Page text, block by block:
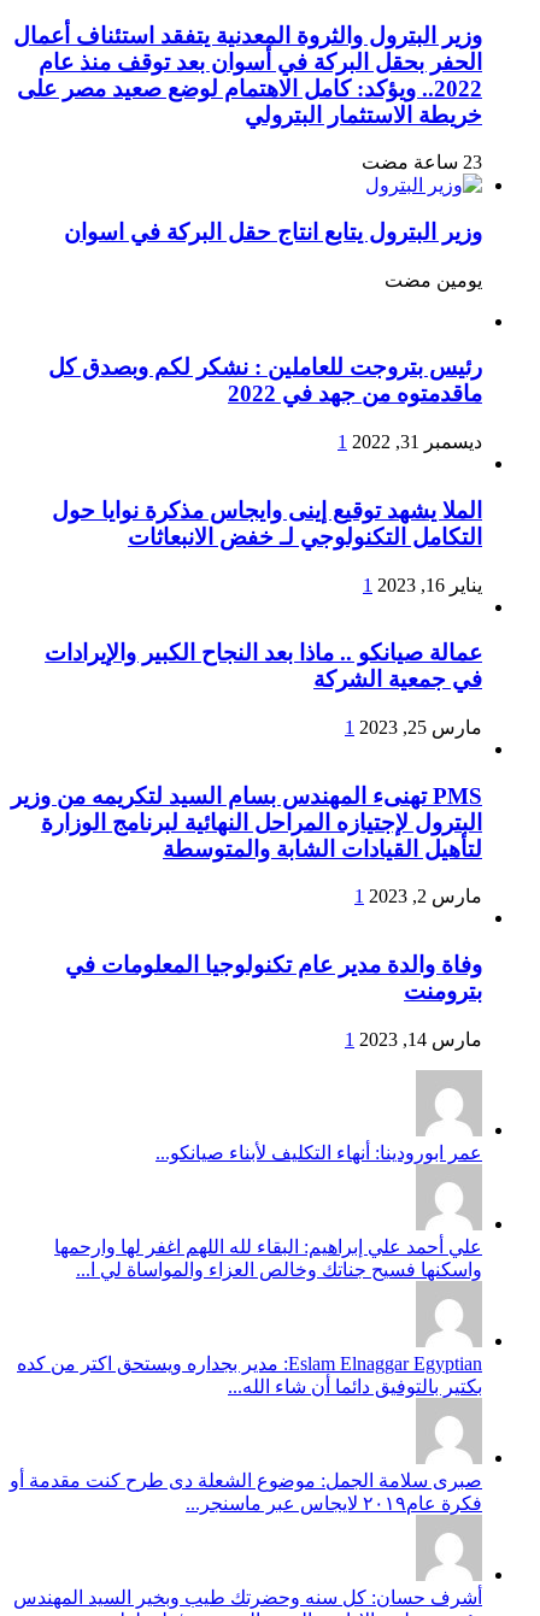
وزير البترول والثروة المعدنية يتفقد استئناف أعمال
الحفر بحقل البركة في أسوان بعد توقف منذ عام
2022.. ويؤكد: كامل الاهتمام لوضع صعيد مصر على
خريطة الاستثمار البترولي
وزير البترول يتابع انتاج حقل البركة في اسوان
‏يومين مضت
رئيس بتروجت للعاملين : نشكر لكم وبصدق كل
ماقدمتوه من جهد في 2022
ديسمبر 31, 2022 1
الملا يشهد توقيع إينى وايجاس مذكرة نوايا حول
التكامل التكنولوجي لـ خفض الانبعاثات
يناير 16, 2023 1
عمالة صيانكو .. ماذا بعد النجاح الكبير والإيرادات
في جمعية الشركة
مارس 25, 2023 1
PMS تهنىء المهندس بسام السيد لتكريمه من وزير
البترول لإجتيازه المراحل النهائية لبرنامج الوزارة
لتأهيل القيادات الشابة والمتوسطة
مارس 2, 2023 1
وفاة والدة مدير عام تكنولوجيا المعلومات في
بترومنت
مارس 14, 2023 1
عمر ابورودينا: أنهاء التكليف لأبناء صيانكو...
علي أحمد علي إبراهيم: البقاء لله اللهم اغفر لها وارحمها
واسكنها فسيح جناتك وخالص العزاء والمواساة لي ا...
Eslam Elnaggar Egyptian: مدير بجداره ويستحق اكتر من كده
بكتير بالتوفيق دائما أن شاء الله...
صبرى سلامة الجمل: موضوع الشعلة دى طرح كنت مقدمة أو
فكرة عام٢٠١٩ لايجاس عبر ماسنجر...
أشرف حسان: كل سنه وحضرتك طيب وبخير السيد المهندس